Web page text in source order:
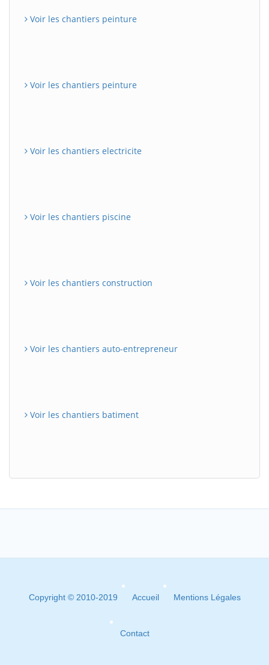
Voir les chantiers peinture
Voir les chantiers peinture
Voir les chantiers electricite
Voir les chantiers piscine
Voir les chantiers construction
Voir les chantiers auto-entrepreneur
Voir les chantiers batiment
Copyright © 2010-2019 Accueil Mentions Légales
Contact